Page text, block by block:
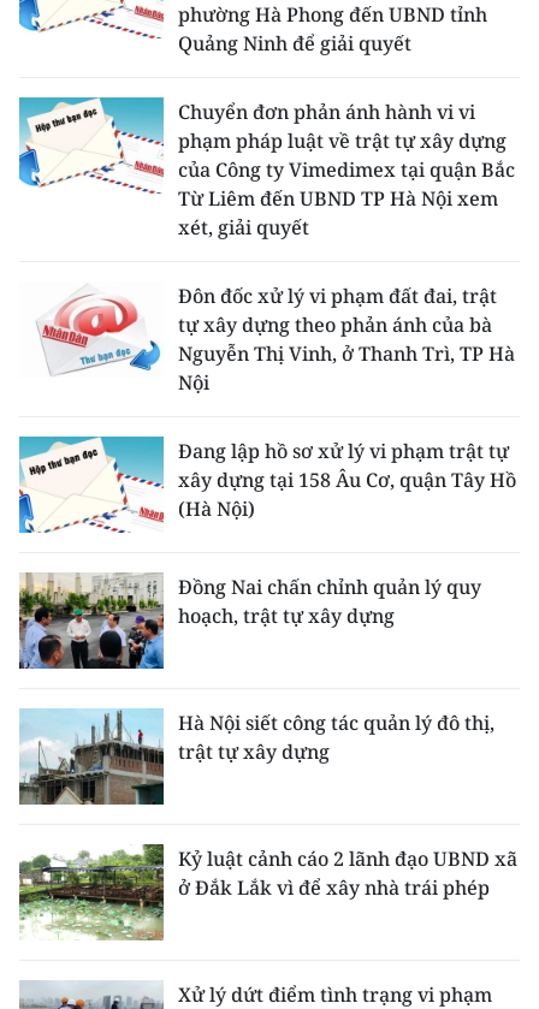
VỀ BÁO NHÂN DÂN
THỜI NAY
NHÂN DÂN CUỐI TUẦN
NHÂN DÂN HẰNG THÁNG
MUA BÁO
ĐỌC BÁO IN
中文
FRANÇAIS
РУССКИЙ
ESPAÑOL
한국어
phường Hà Phong đến UBND tỉnh
Quảng Ninh để giải quyết
Chuyển đơn phản ánh hành vi vi
phạm pháp luật về trật tự xây dựng
của Công ty Vimedimex tại quận Bắc
Từ Liêm đến UBND TP Hà Nội xem
xét, giải quyết
Đôn đốc xử lý vi phạm đất đai, trật
tự xây dựng theo phản ánh của bà
Nguyễn Thị Vinh, ở Thanh Trì, TP Hà
Nội
Đang lập hồ sơ xử lý vi phạm trật tự
xây dựng tại 158 Âu Cơ, quận Tây Hồ
(Hà Nội)
Đồng Nai chấn chỉnh quản lý quy
hoạch, trật tự xây dựng
Hà Nội siết công tác quản lý đô thị,
trật tự xây dựng
Kỷ luật cảnh cáo 2 lãnh đạo UBND xã
ở Đắk Lắk vì để xây nhà trái phép
Xử lý dứt điểm tình trạng vi phạm